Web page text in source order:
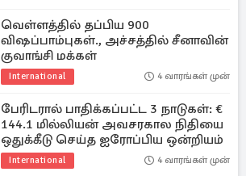
வெள்ளத்தில் தப்பிய 900
விஷப்பாம்புகள்., அச்சத்தில் சீனாவின்
குவாங்சி மக்கள்
International 4 வாரங்கள் முன்
பேரிடரால் பாதிக்கப்பட்ட 3 நாடுகள்: €
144.1 மில்லியன் அவசரகால நிதியை
ஒதுக்கீடு செய்த ஐரோப்பிய ஒன்றியம்
International 4 வாரங்கள் முன்